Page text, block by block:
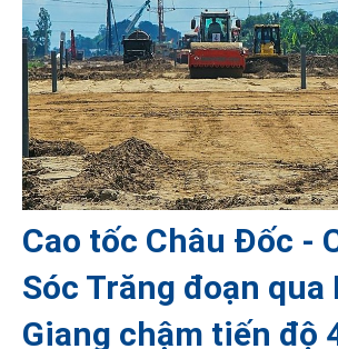
Cao tốc Châu Đốc -
Sóc Trăng đoạn qua
Giang chậm tiến độ